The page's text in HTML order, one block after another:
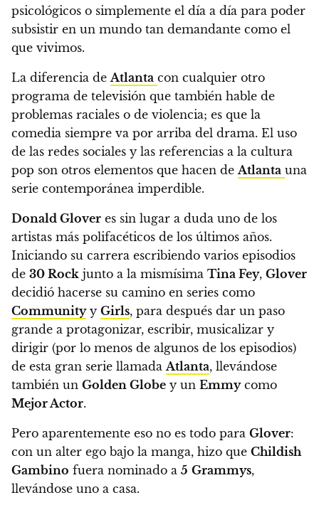
psicológicos o simplemente el día a día para poder
subsistir en un mundo tan demandante como el
que vivimos.
La diferencia de Atlanta con cualquier otro
programa de televisión que también hable de
problemas raciales o de violencia; es que la
comedia siempre va por arriba del drama. El uso
de las redes sociales y las referencias a la cultura
pop son otros elementos que hacen de Atlanta una
serie contemporánea imperdible.
Donald Glover es sin lugar a duda uno de los
artistas más polifacéticos de los últimos años.
Iniciando su carrera escribiendo varios episodios
de 30 Rock junto a la mismísima Tina Fey, Glover
decidió hacerse su camino en series como
Communityy Girls, para después dar un paso
grande a protagonizar, escribir, musicalizar y
dirigir (por lo menos de algunos de los episodios)
de esta gran serie llamada Atlanta, llevándose
también un Golden Globe y un Emmycomo
Mejor Actor.
Pero aparentemente eso no es todo para Glover:
con un alter ego bajo la manga, hizo que Childish
Gambino fuera nominado a 5 Grammys,
llevándose uno a casa.